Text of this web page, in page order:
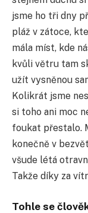
jsme ho tři dny
pláž v zátoce,
mála míst, kde
kvůli větru tam
užít vysněnou
Kolikrát jsme
si toho ani moc
foukat přestalo.
konečně v
všude létá
Takže díky za
Tohle se